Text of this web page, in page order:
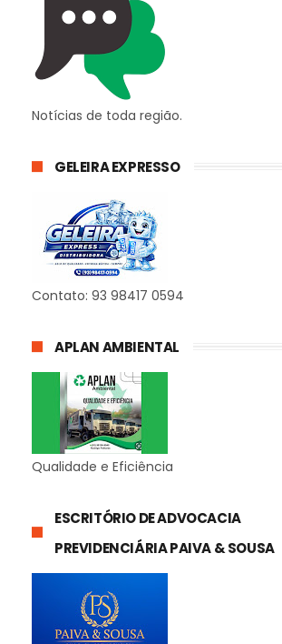
Notícias de toda região.
GELEIRA EXPRESSO
Contato: 93 98417 0594
APLAN AMBIENTAL
Qualidade e Eficiência
ESCRITÓRIO DE ADVOCACIA
PREVIDENCIÁRIA PAIVA & SOUSA